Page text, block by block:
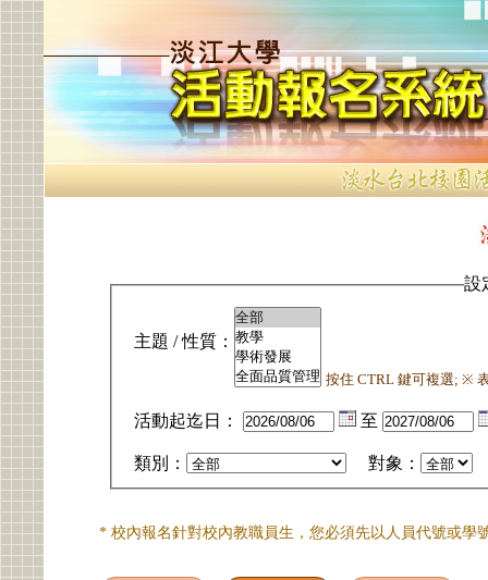
設
主題 / 性質：
按住 CTRL 鍵可複選; ※
活動起迄日： 至
類別： 對象：
* 校內報名針對校內教職員生，您必須先以人員代號或學